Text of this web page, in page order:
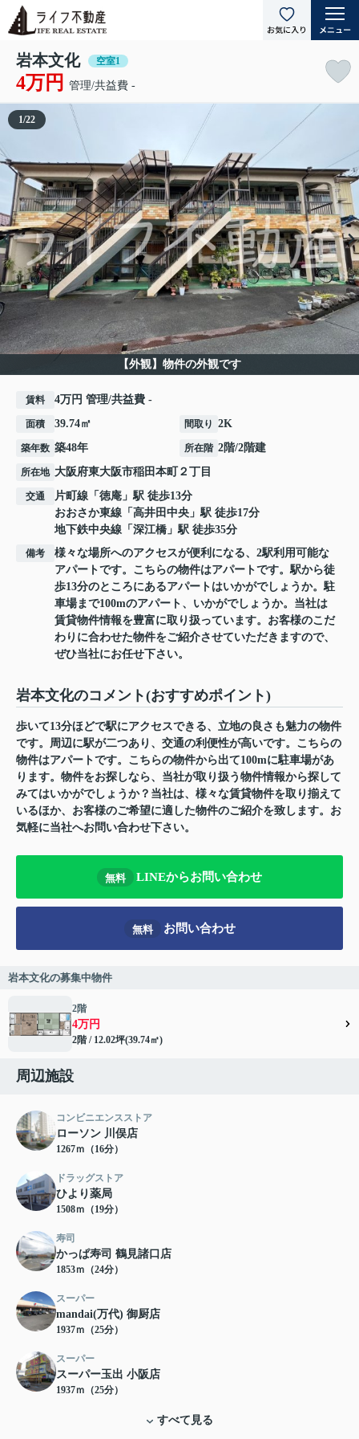
岩本文化 空室1
4万円 管理/共益費 -
【外観】物件の外観です
1/22
賃料 4万円 管理/共益費 -
面積 39.74㎡ 間取り 2K
築年数 築48年 所在階 2階/2階建
所在地 大阪府東大阪市稲田本町 ２丁目
交通 片町線 「 徳庵 」駅 徒歩13分
おおさか東線 「 高井田中央 」駅 徒歩17分
地下鉄中央線 「 深江橋 」駅 徒歩35分
備考
様々な場所へのアクセスが便利になる、2駅利用可能な
アパートです。こちらの物件はアパートです。駅から徒
歩13分のところにあるアパートはいかがでしょうか。駐
車場まで100mのアパート、いかがでしょうか。当社は
賃貸物件情報を豊富に取り扱っています。お客様のこだ
わりに合わせた物件をご紹介させていただきますので、
ぜひ当社にお任せ下さい。
岩本文化のコメント(おすすめポイント)
歩いて13分ほどで駅にアクセスできる、立地の良さも魅力の物件
です。周辺に駅が二つあり、交通の利便性が高いです。こちらの
物件はアパートです。こちらの物件から出て100mに駐車場があ
ります。物件をお探しなら、当社が取り扱う物件情報から探して
みてはいかがでしょうか？当社は、様々な賃貸物件を取り揃えて
いるほか、お客様のご希望に適した物件のご紹介を致します。お
気軽に当社へお問い合わせ下さい。
無料 LINEからお問い合わせ
無料 お問い合わせ
岩本文化の募集中物件
2階
4万円
2階 / 12.02坪(39.74㎡)
周辺施設
コンビニエンスストア
ローソン 川俣店
1267ｍ（16分）
ドラッグストア
ひより薬局
1508ｍ（19分）
寿司
かっぱ寿司 鶴見諸口店
1853ｍ（24分）
スーパー
mandai(万代) 御厨店
1937ｍ（25分）
スーパー
スーパー玉出 小阪店
1937ｍ（25分）
すべて見る